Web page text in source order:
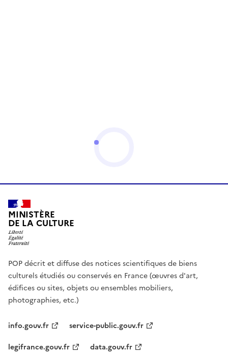
MINISTÈRE
DE LA CULTURE
POP décrit et diffuse des notices scientifiques de biens
culturels étudiés ou conservés en France (œuvres d'art,
édifices ou sites, objets ou ensembles mobiliers,
photographies, etc.)
info.gouv.fr
service-public.gouv.fr
legifrance.gouv.fr
data.gouv.fr